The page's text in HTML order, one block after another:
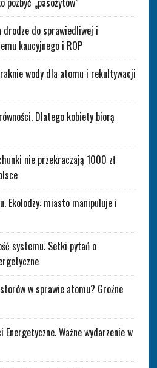
drodze do sprawiedliwej i
kaucyjnego i ROP
wody dla atomu i rekultywacji
Dlatego kobiety biorą
nie przekraczają 1000 zł
Ekolodzy: miasto manipuluje i
systemu. Setki pytań o
w sprawie atomu? Groźne
Energetyczne. Ważne wydarzenie w